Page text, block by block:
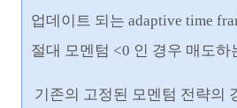
업데이트 되는 adaptive time
절대 모멘텀 <0 인 경우 매도하
기존의 고정된 모멘텀 전략의